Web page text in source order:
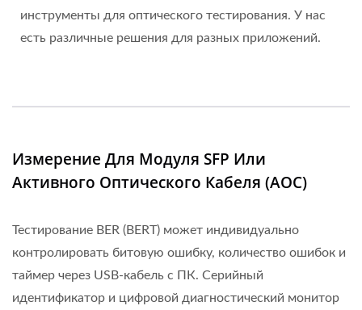
инструменты для оптического тестирования. У нас
есть различные решения для разных приложений.
Измерение Для Модуля SFP Или
Активного Оптического Кабеля (AOC)
Тестирование BER (BERT) может индивидуально
контролировать битовую ошибку, количество ошибок и
таймер через USB-кабель с ПК. Серийный
идентификатор и цифровой диагностический монитор